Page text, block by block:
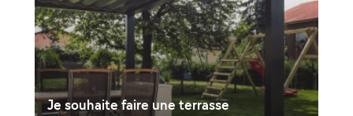
Je souhaite faire une terrasse